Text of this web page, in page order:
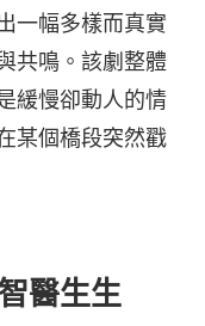
一幅多樣而真實
共鳴。該劇整體
緩慢卻動人的情
某個橋段突然戳
醫生生